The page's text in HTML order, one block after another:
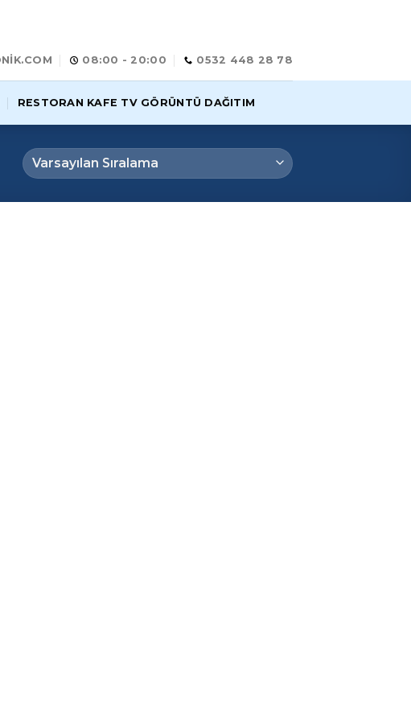
08:00 - 20:00 0532 448 28 78
RESTORAN KAFE TV GÖRÜNTÜ DAĞITIM